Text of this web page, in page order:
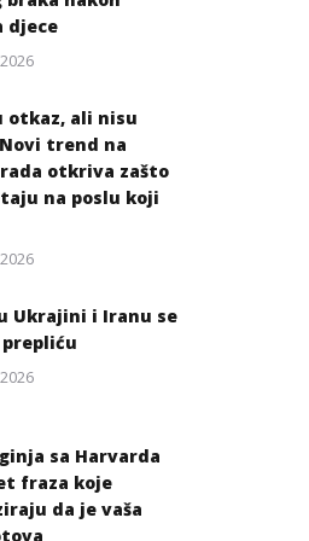
djece
otkaz, ali nisu
trend na
otkriva zašto
na poslu koji
Ukrajini i Iranu se
prepliću
sa Harvarda
fraza koje
da je vaša